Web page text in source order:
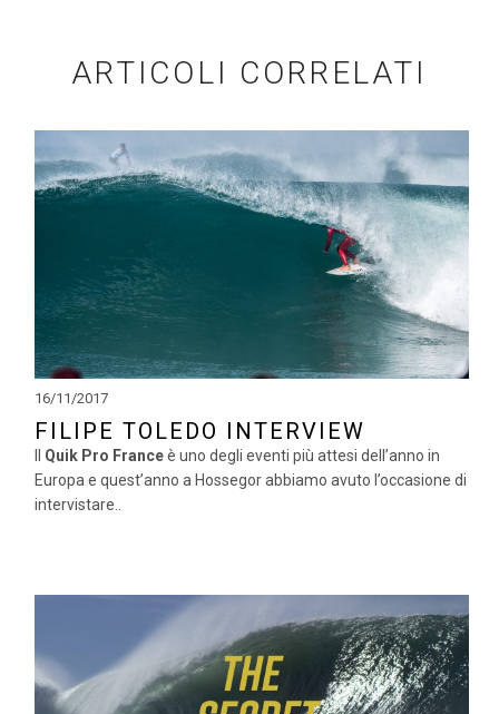
ARTICOLI CORRELATI
16/11/2017
FILIPE TOLEDO INTERVIEW
Quik Pro Franceè uno degli eventi più attesi dell’anno in
Europa e quest’anno a Hossegor abbiamo avuto l’occasione di
intervistare..